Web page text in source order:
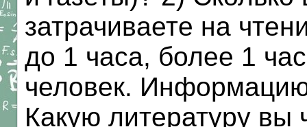
затрачиваете на
до 1 часа, более 1
человек.
Какую литературу